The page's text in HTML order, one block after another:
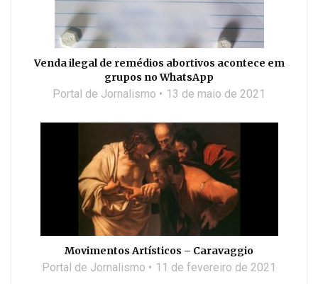
Venda ilegal de remédios abortivos acontece em
grupos no WhatsApp
Portal de Jornalismo 13 de maio de 2021
Movimentos Artísticos – Caravaggio
Portal de Jornalismo 11 de fevereiro de 2021